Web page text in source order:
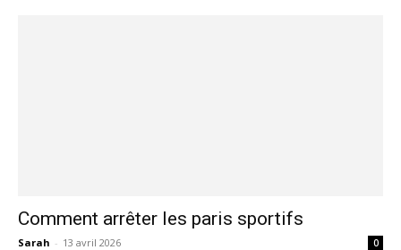
Comment arrêter les paris sportifs
Sarah - 13 avril 2026 0